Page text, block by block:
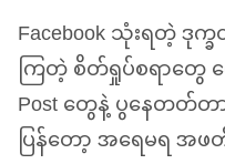
Facebook သုံးရတဲ့ ဒု
ကြတဲ့ စိတ်ရှုပ်စရာတွေ
Post တွေနဲ့ ပွနေတတ်တ
ပြန်တော့ အရေမရ အ